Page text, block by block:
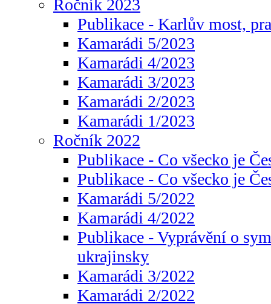
Ročník 2023
Publikace - Karlův most,
Kamarádi 5/2023
Kamarádi 4/2023
Kamarádi 3/2023
Kamarádi 2/2023
Kamarádi 1/2023
Ročník 2022
Publikace - Co všecko je
Publikace - Co všecko je
Kamarádi 5/2022
Kamarádi 4/2022
Publikace - Vyprávění o
ukrajinsky
Kamarádi 3/2022
Kamarádi 2/2022